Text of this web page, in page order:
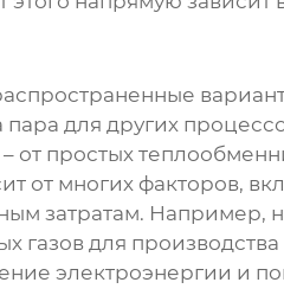
пара для других
от простых
от многих факторов,
затратам. Например,
для производства
электроэнергии и